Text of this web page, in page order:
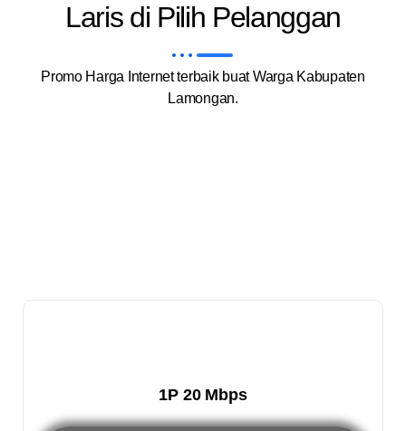
Laris di Pilih Pelanggan
Promo Harga Internet terbaik buat Warga Kabupaten
Lamongan.
1P 20 Mbps